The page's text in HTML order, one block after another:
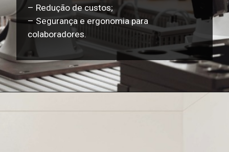
– Redução de custos;
– Segurança e ergonomia para
colaboradores.